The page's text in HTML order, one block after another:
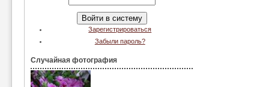
Зарегистрироваться
Забыли пароль?
Случайная фотография